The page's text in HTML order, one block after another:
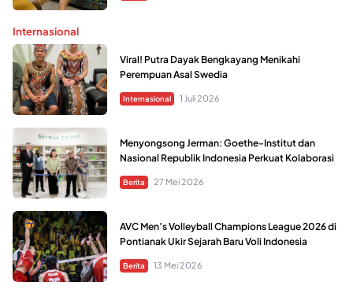
Internasional
Viral! Putra Dayak Bengkayang Menikahi
Perempuan Asal Swedia
Internasional 1 Juli 2026
Menyongsong Jerman: Goethe-Institut dan
Nasional Republik Indonesia Perkuat Kolaborasi
Berita 27 Mei 2026
AVC Men’s Volleyball Champions League 2026 di
Pontianak Ukir Sejarah Baru Voli Indonesia
Berita 13 Mei 2026